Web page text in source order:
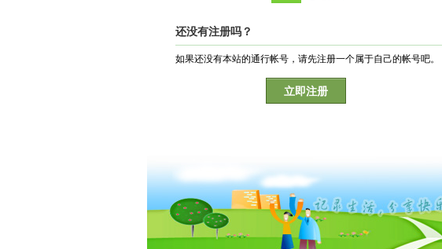
还没有注册吗？
如果还没有本站的通行帐号，请先注册一个属于自己的帐号吧。
立即注册